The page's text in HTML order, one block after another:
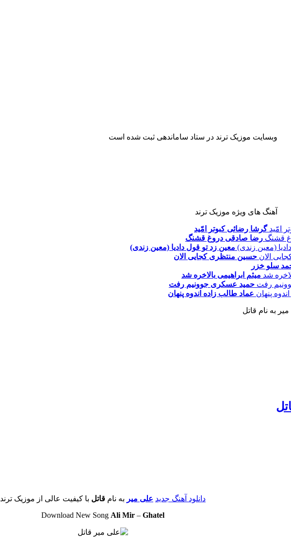
وبسایت موزیک ترند در ستاد ساماندهی ثبت شده است
آهنگ های ویژه موزیک ترند
گرشا رضائیکبوتر امّید
رضا صادقی دروغ قشنگ
معین زدتو قول دادیا (معین زندی)
حسین منتظریکجایی الان
سلو خزر
میثم ابراهیمی بالاخره شد
حمید عسکری جوونیم رفت
عماد طالب زاده اندوه پنهان
به نام قاتل
دانلود آهنگ جدید علی میر به نام قاتل با کیفیت عالی از موزیک ترند
Download New Song Ali Mir – Ghatel